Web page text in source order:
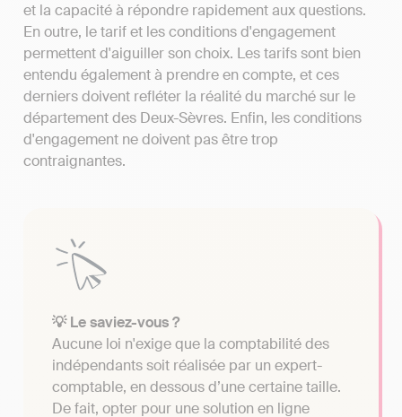
et la capacité à répondre rapidement aux questions.
En outre, le tarif et les conditions d'engagement
permettent d'aiguiller son choix. Les tarifs sont bien
entendu également à prendre en compte, et ces
derniers doivent refléter la réalité du marché sur le
département des Deux-Sèvres. Enfin, les conditions
d'engagement ne doivent pas être trop
contraignantes.
💡 Le saviez-vous ?
Aucune loi n'exige que la comptabilité des
indépendants soit réalisée par un expert-
comptable, en dessous d’une certaine taille.
De fait, opter pour une solution en ligne